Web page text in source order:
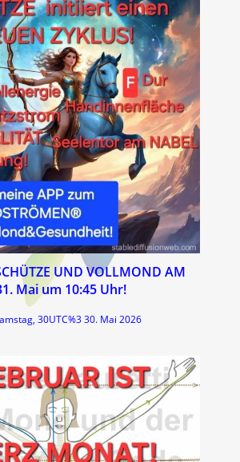
UND VOLLMOND AM
Mai um 10:45 Uhr!
30UTC%3 30. Mai 2026